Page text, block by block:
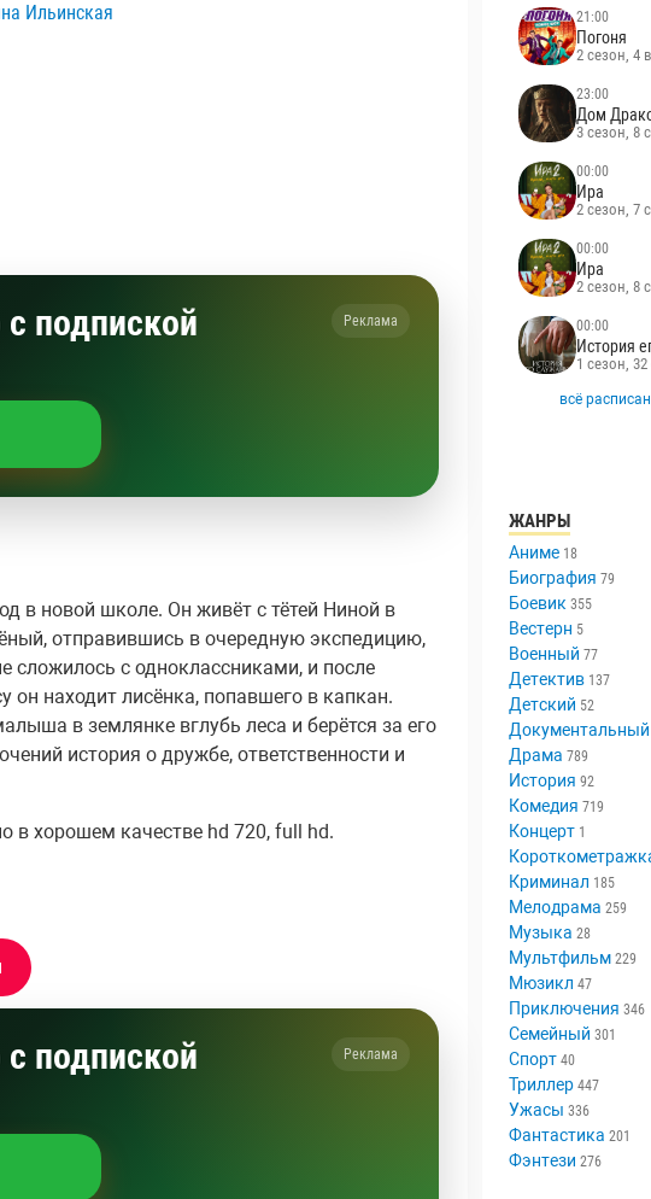
Ильинская
подпиской
Реклама
в новой школе. Он живёт с тётей Ниной в
отправившись в очередную экспедицию,
с одноклассниками, и после
он находит лисёнка, попавшего в капкан.
в землянке вглубь леса и берётся за его
история о дружбе, ответственности и
в хорошем качестве hd 720, full hd.
подпиской
Реклама
21:00
Погоня
2 сезон, 4
23:00
Дом
3 сезон, 8
00:00
Ира
2 сезон, 7
00:00
Ира
2 сезон, 8
00:00
История
1 сезон,
всё
ЖАНРЫ
Аниме 18
Биография 79
Боевик 355
Вестерн 5
Военный 77
Детектив 137
Детский 52
Документальный
Драма 789
История 92
Комедия 719
Концерт 1
Криминал 185
Мелодрама 259
Музыка 28
Мультфильм 229
Мюзикл 47
Приключения 346
Семейный 301
Спорт 40
Триллер 447
Ужасы 336
Фантастика 201
Фэнтези 276